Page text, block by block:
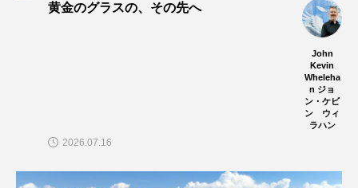
黄金のグラスの、その先へ
John
Kevin
Wheleha
n ジョ
ン・ケビ
ン ウィ
ラハン
2026.07.16